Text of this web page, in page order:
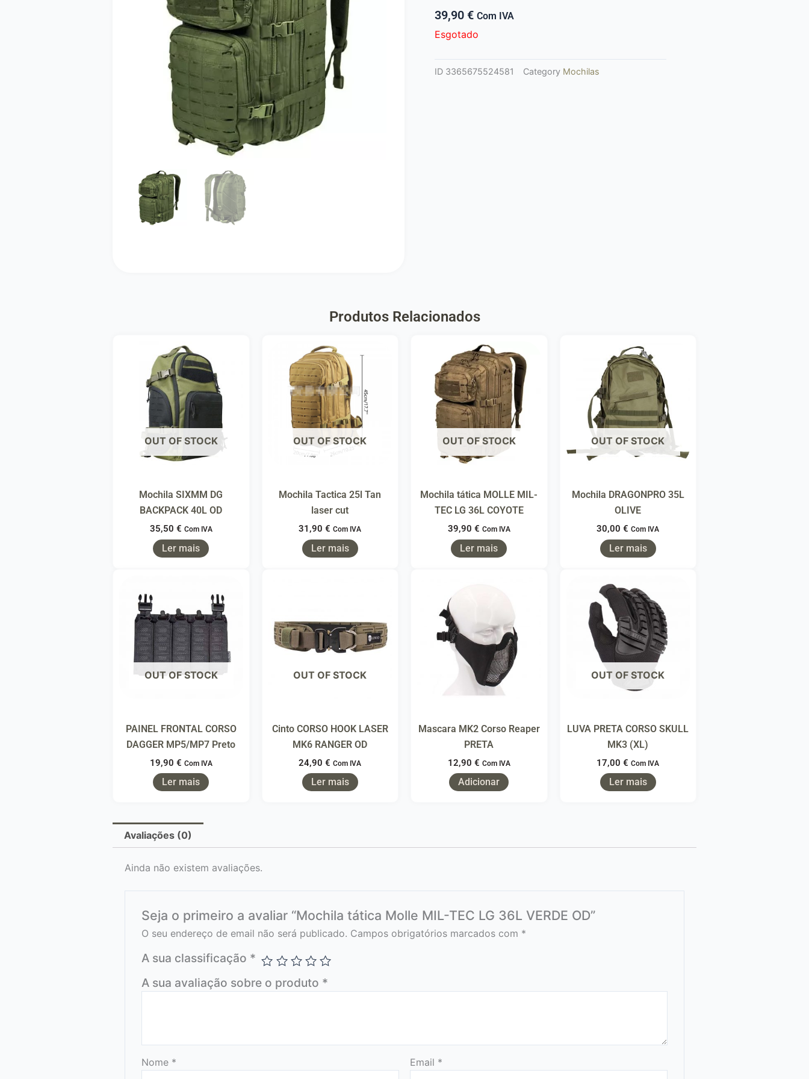
39,90 € Com IVA
Esgotado
ID 3365675524581 Category Mochilas
Produtos Relacionados
OUT OF STOCK
Mochila SIXMM DG
BACKPACK 40L OD
35,50 € Com IVA
Ler mais
OUT OF STOCK
Mochila Tactica 25l Tan
laser cut
31,90€ Com IVA
Ler mais
OUT OF STOCK
Mochila tática MOLLE MIL-
TEC LG 36L COYOTE
39,90 € Com IVA
Ler mais
OUT OF STOCK
Mochila DRAGONPRO 35L
OLIVE
30,00€ Com IVA
Ler mais
OUT OF STOCK
PAINEL FRONTAL CORSO
DAGGER MP5/MP7 Preto
19,90 € Com IVA
Ler mais
OUT OF STOCK
Cinto CORSO HOOK LASER
MK6 RANGER OD
24,90€ Com IVA
Ler mais
Mascara MK2 Corso Reaper
PRETA
12,90 € Com IVA
Adicionar
OUT OF STOCK
LUVA PRETA CORSO SKULL
MK3 (XL)
17,00€ Com IVA
Ler mais
Avaliações (0)
Ainda não existem avaliações.
Seja o primeiro a avaliar “Mochila tática Molle MIL-TEC LG 36L VERDE OD”
O seu endereço de email não será publicado. Campos obrigatórios marcados com *
A sua classificação *
A sua avaliação sobre o produto *
Nome * Email *